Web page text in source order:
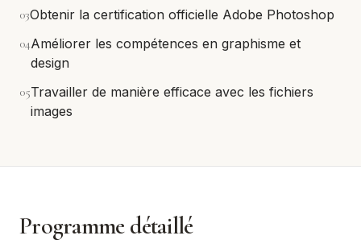
03Obtenir la certification officielle Adobe Photoshop
04Améliorer les compétences en graphisme et
design
05Travailler de manière efficace avec les fichiers
images
Programme détaillé